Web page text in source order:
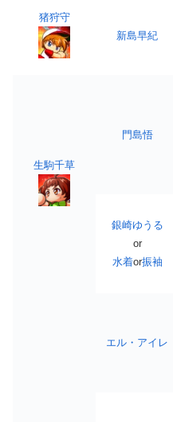
猪狩守
新島早紀
生駒千草
門島悟
銀崎ゆうる
or
水着or振袖
エル・アイレ